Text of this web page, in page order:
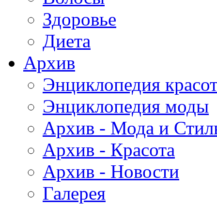
Здоровье
Диета
Архив
Энциклопедия
Энциклопедия моды
Архив - Мода и
Архив - Красота
Архив - Новости
Галерея